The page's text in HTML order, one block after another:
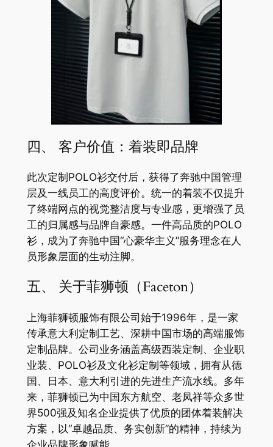
四、 客户价值：着装即品牌
此次定制POLO衫交付后，获得了奔驰中国管理
层及一线员工的高度评价。统一的着装不仅提升
了终端网点的视觉整洁度与专业感，更增强了员
工的归属感与品牌自豪感。一件高品质的POLO
衫，成为了奔驰中国“心豪华主义”服务理念在人
员形象层面的生动注脚。
五、 关于菲狮顿（Faceton）
上海菲狮顿服饰有限公司始于1996年，是一家
传承意大利定制工艺、深耕中国市场的高端服饰
定制品牌。公司业务涵盖高级西装定制、企业职
业装、POLO衫及文化衫定制等领域，拥有从德
国、日本、意大利引进的先进生产流水线。多年
来，菲狮顿已为中国东方航空、老凤祥等众多世
界500强及知名企业提供了优质的团体着装解决
方案，以“卓越品质、务实创新”的精神，持续为
企业品牌形象赋能。